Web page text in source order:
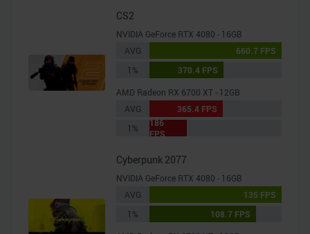
CS2
NVIDIA GeForce RTX 4080 - 16GB
AVG
660.7 FPS
1%
370.4 FPS
AMD Radeon RX 6700 XT - 12GB
AVG
365.4 FPS
1%
186
FPS
Cyberpunk 2077
NVIDIA GeForce RTX 4080 - 16GB
AVG
135 FPS
1%
108.7 FPS